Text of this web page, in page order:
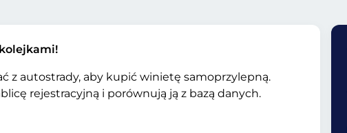
z autostrady, aby kupić winietę samoprzylepną.
rejestracyjną i porównują ją z bazą danych.